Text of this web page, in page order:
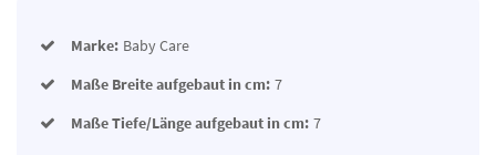
Marke: Baby Care
Maße Breite aufgebaut in cm: 7
Maße Tiefe/Länge aufgebaut in cm: 7